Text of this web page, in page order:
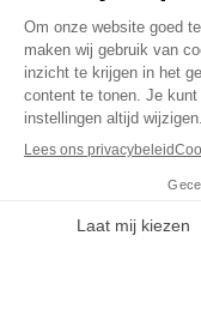
Erkend lid van
Assortiment
Contact
Contact
Mijn account